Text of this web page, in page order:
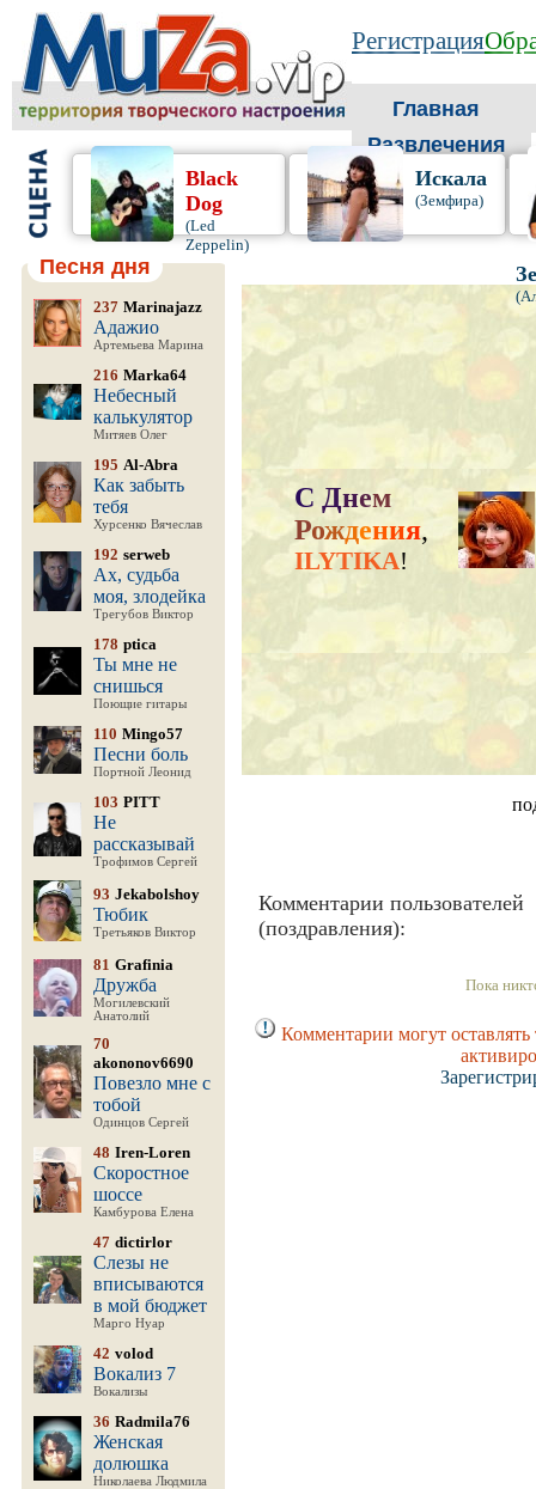
Регистрация
Главная
Развлечения
Black
Dog
(Led
Zeppelin)
Искала
(Земфира)
Песня дня
237 Marinajazz
Адажио
Артемьева Марина
216 Marka64
Небесный
калькулятор
Митяев Олег
195 Al-Abra
Как забыть
тебя
Хурсенко Вячеслав
192 serweb
Ах, судьба
моя, злодейка
Трегубов Виктор
178 ptica
Ты мне не
снишься
Поющие гитары
110 Mingo57
Песни боль
Портной Леонид
103 PITT
Не
рассказывай
Трофимов Сергей
93 Jekabolshoy
Тюбик
Третьяков Виктор
81 Grafinia
Дружба
Могилевский
Анатолий
70
akononov6690
Повезло мне с
тобой
Одинцов Сергей
48 Iren-Loren
Скоростное
шоссе
Камбурова Елена
47 dictirlor
Слезы не
вписываются
в мой бюджет
Марго Нуар
42 volod
Вокализ 7
Вокализы
36 Radmila76
Женская
долюшка
Николаева Людмила
С Днем
Рождения,
ILYTIKA!
Комментарии пользователей
(поздравления):
Пока
Комментарии могут оставлять